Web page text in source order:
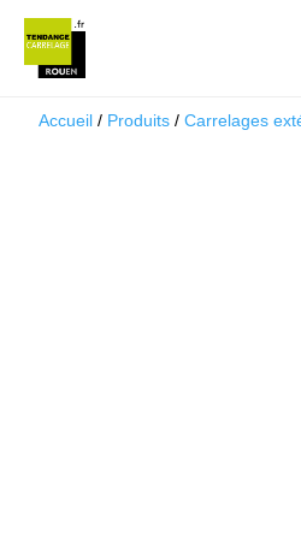
Accueil / Produits / Carrelages